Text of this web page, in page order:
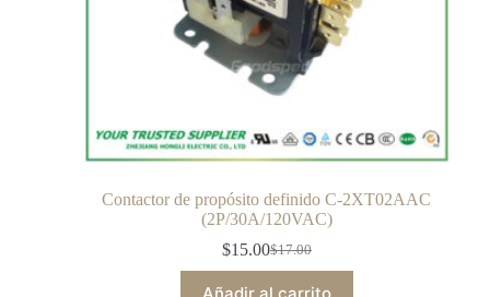
Contactor de propósito definido C-2XT02AAC
(2P/30A/120VAC)
$17.00
$15.00
Añadir al carrito